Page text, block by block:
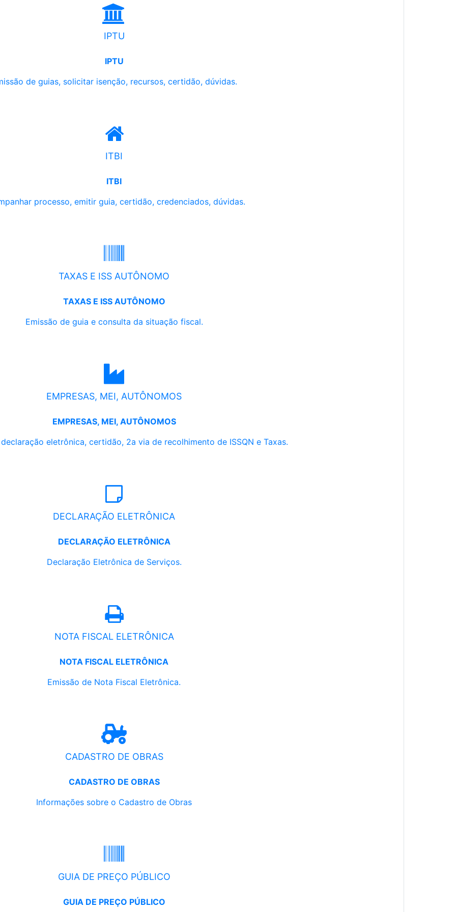
IPTU
IPTU
de guias, solicitar isenção, recursos, certidão, dúvidas.
ITBI
ITBI
processo, emitir guia, certidão, credenciados, dúvidas.
TAXAS E ISS AUTÔNOMO
TAXAS E ISS AUTÔNOMO
Emissão de guia e consulta da situação fiscal.
EMPRESAS, MEI, AUTÔNOMOS
EMPRESAS, MEI, AUTÔNOMOS
eletrônica, certidão, 2a via de recolhimento de ISSQN e Taxas.
DECLARAÇÃO ELETRÔNICA
DECLARAÇÃO ELETRÔNICA
Declaração Eletrônica de Serviços.
NOTA FISCAL ELETRÔNICA
NOTA FISCAL ELETRÔNICA
Emissão de Nota Fiscal Eletrônica.
CADASTRO DE OBRAS
CADASTRO DE OBRAS
Informações sobre o Cadastro de Obras
GUIA DE PREÇO PÚBLICO
GUIA DE PREÇO PÚBLICO